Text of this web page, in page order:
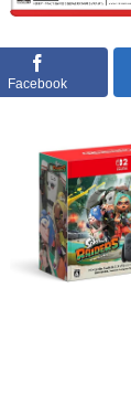
Facebook